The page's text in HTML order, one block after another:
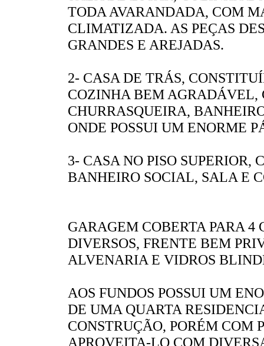
TODA AVARANDADA, COM
CLIMATIZADA. AS PEÇAS
GRANDES E AREJADAS.
2- CASA DE TRÁS,
COZINHA BEM AGRADÁVEL,
CHURRASQUEIRA,
ONDE POSSUI UM ENORME
3- CASA NO PISO SUPERIOR,
BANHEIRO SOCIAL, SALA E
GARAGEM COBERTA PARA 4
DIVERSOS, FRENTE BEM
ALVENARIA E VIDROS
AOS FUNDOS POSSUI UM
DE UMA QUARTA
CONSTRUÇÃO, PORÉM COM
APROVEITA-LO COM